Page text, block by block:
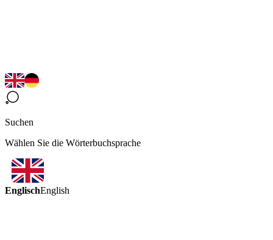
Suchen
Wählen Sie die Wörterbuchsprache
EnglischEnglish